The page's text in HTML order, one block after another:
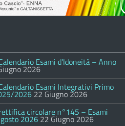
Esami d’Idoneità – Anno
2026
Esami Integrativi Primo
2026 22 Giugno 2026
circolare n°145 – Esami
2026 22 Giugno 2026